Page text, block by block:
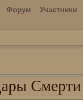
Форум Участники
Смерти